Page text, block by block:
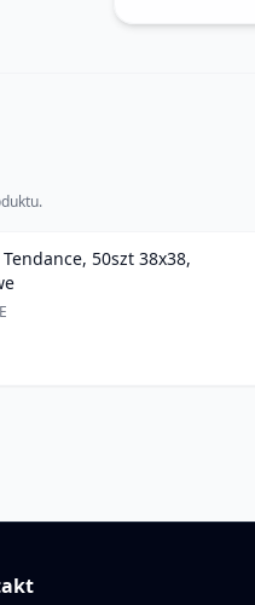
50szt 38x38,